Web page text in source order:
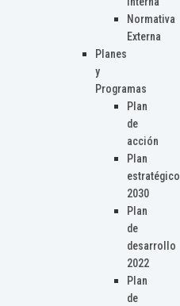
Normativa
Externa
Planes
y
Programas
Plan
de
acción
Plan
estratégico
2030
Plan
de
desarrollo
2022
Plan
de